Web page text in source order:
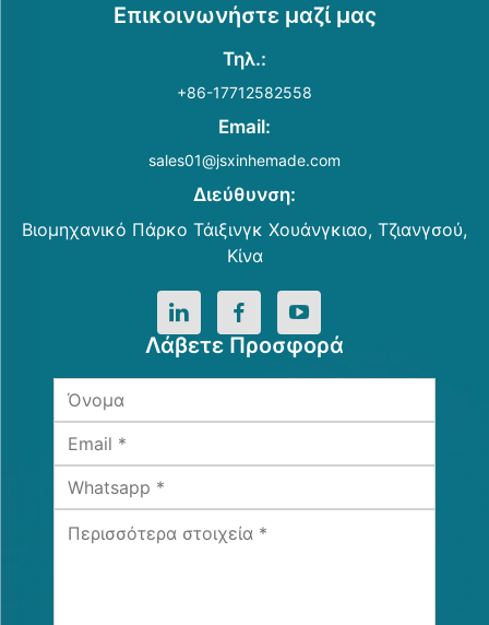
Επικοινωνήστε μαζί μας
Τηλ.:
+86-17712582558
Email:
sales01@jsxinhemade.com
Διεύθυνση:
Βιομηχανικό Πάρκο Τάιξινγκ Χουάνγκιαο, Τζιανγσού,
Κίνα
Λάβετε Προσφορά